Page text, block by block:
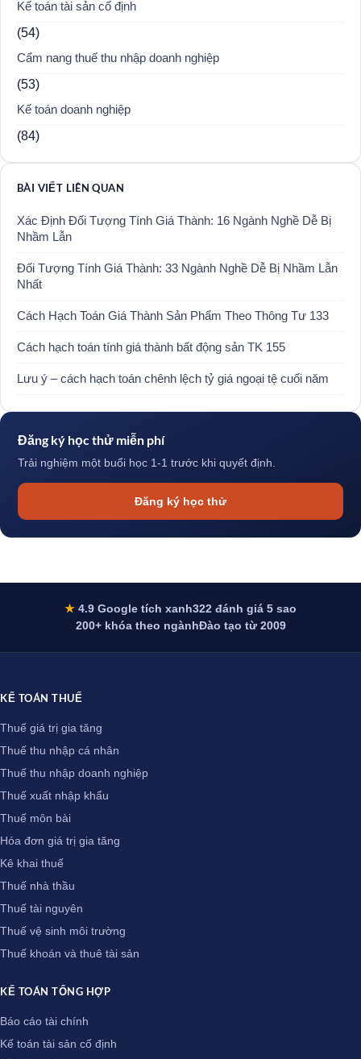
Kế toán tài sản cố định
(54)
Cẩm nang thuế thu nhập doanh nghiệp
(53)
Kế toán doanh nghiệp
(84)
BÀI VIẾT LIÊN QUAN
Xác Định Đối Tượng Tính Giá Thành: 16 Ngành Nghề Dễ Bị
Nhầm Lẫn
Đối Tượng Tính Giá Thành: 33 Ngành Nghề Dễ Bị Nhầm Lẫn
Nhất
Cách Hạch Toán Giá Thành Sản Phẩm Theo Thông Tư 133
Cách hạch toán tính giá thành bất động sản TK 155
Lưu ý – cách hạch toán chênh lệch tỷ giá ngoại tệ cuối năm
Đăng ký học thử miễn phí
Trải nghiệm một buổi học 1-1 trước khi quyết định.
Đăng ký học thử
★ 4.9 Google tích xanh322 đánh giá 5 sao
200+ khóa theo ngànhĐào tạo từ 2009
KẾ TOÁN THUẾ
Thuế giá trị gia tăng
Thuế thu nhập cá nhân
Thuế thu nhập doanh nghiệp
Thuế xuất nhập khẩu
Thuế môn bài
Hóa đơn giá trị gia tăng
Kê khai thuế
Thuế nhà thầu
Thuế tài nguyên
Thuế vệ sinh môi trường
Thuế khoán và thuê tài sản
KẾ TOÁN TỔNG HỢP
Báo cáo tài chính
Kế toán tài sản cố định